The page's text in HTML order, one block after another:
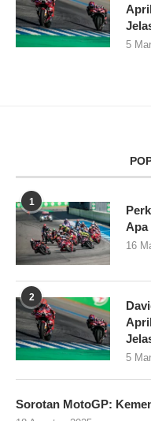
5
1
Apa
16
2
5
Sorotan MotoGP: